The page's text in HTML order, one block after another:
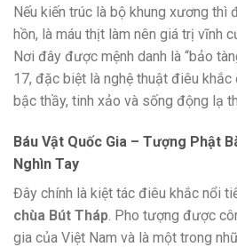
Nếu kiến trúc là bộ khung xương thì
hồn, là máu thịt làm nên giá trị vĩnh
Nơi đây được mệnh danh là “bảo
17, đặc biệt là nghệ thuật điêu
bậc thầy, tinh xảo và sống động lạ
Báu Vật Quốc Gia – Tượng Phật
Nghìn Tay
Đây chính là kiệt tác điêu khắc nổi
chùa Bút Tháp . Pho tượng được
gia của Việt Nam và là một trong